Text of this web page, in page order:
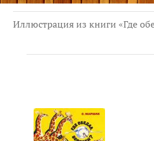
Иллюстрация из книги «Где